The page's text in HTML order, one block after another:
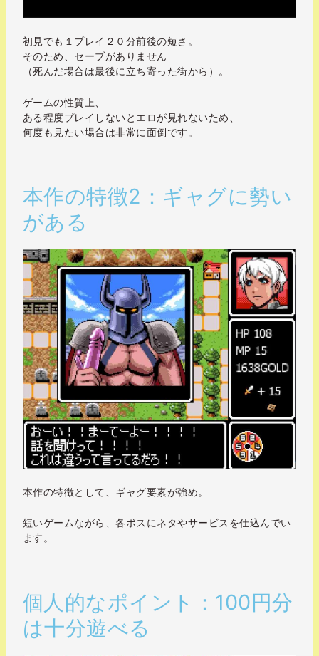
初見でも１プレイ２０分前後の短さ。
そのため、セーブがありません
（死んだ場合は最後に立ち寄った街から）。
ゲームの性質上、
ある程度プレイしないとエロが見れないため、
何度も見たい場合は非常に面倒です。
本作の特徴2：ギャグに勢い
がある
本作の特徴として、ギャグ要素が強め。
短いゲームながら、各ボスにネタやサービスを仕込んでい
ます。
個人的なポイント：100円分
は十分遊べる